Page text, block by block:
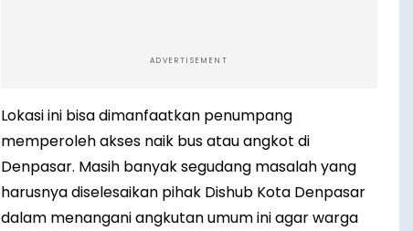
ADVERTISEMENT
Lokasi ini bisa dimanfaatkan penumpang
memperoleh akses naik bus atau angkot di
Denpasar. Masih banyak segudang masalah yang
harusnya diselesaikan pihak Dishub Kota Denpasar
dalam menangani angkutan umum ini agar warga